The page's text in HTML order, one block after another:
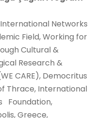
Networks
Field, Working for
Cultural &
Research &
CARE), Democritus
Thrace, International
Foundation,
Greece,